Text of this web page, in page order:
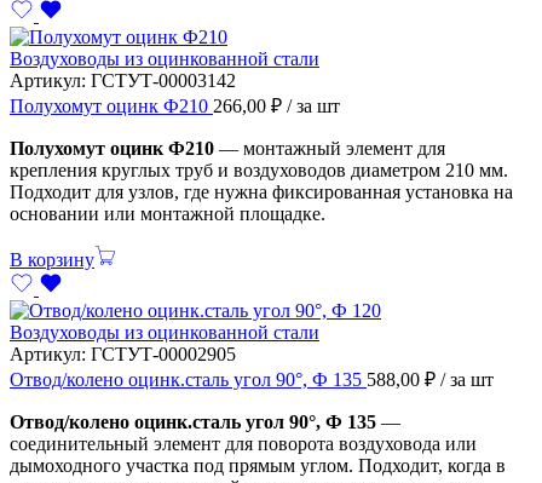
Воздуховоды из оцинкованной стали
Артикул: ГСТУТ-00003142
Полухомут оцинк Ф210 266,00 ₽ / за шт
Полухомут оцинк Ф210 — монтажный элемент для
крепления круглых труб и воздуховодов диаметром 210 мм.
Подходит для узлов, где нужна фиксированная установка на
основании или монтажной площадке.
В корзину
Воздуховоды из оцинкованной стали
Артикул: ГСТУТ-00002905
Отвод/колено оцинк.сталь угол 90°, Ф 135 588,00 ₽ / за шт
Отвод/колено оцинк.сталь угол 90°, Ф 135 —
соединительный элемент для поворота воздуховода или
дымоходного участка под прямым углом. Подходит, когда в